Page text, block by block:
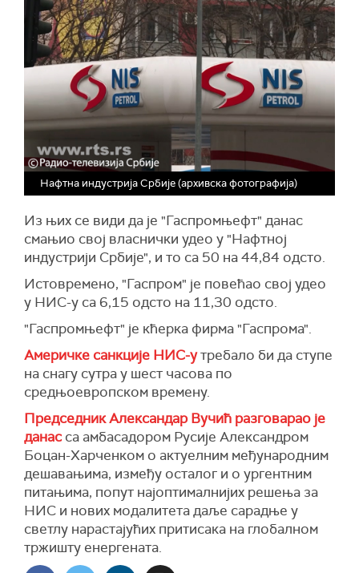
Нафтна индустрија Србије (архивска фотографија)
Из њих се види да је "Гаспромњефт" данас
смањио свој власнички удео у "Нафтној
индустрији Србије", и то са 50 на 44,84 одсто.
Истовремено, "Гаспром" је повећао свој удео
у НИС-у са 6,15 одсто на 11,30 одсто.
"Гаспромњефт" је кћерка фирма "Гаспрома".
Америчке санкције НИС-утребало би да ступе
на снагу сутра у шест часова по
средњоевропском времену.
Председник Александар Вучић разговарао је
данас са амбасадором Русије Александром
Боцан-Харченком о актуелним међународним
дешавањима, између осталог и о ургентним
питањима, попут најоптималнијих решења за
НИС и нових модалитета даље сарадње у
светлу нарастајућих притисака на глобалном
тржишту енергената.